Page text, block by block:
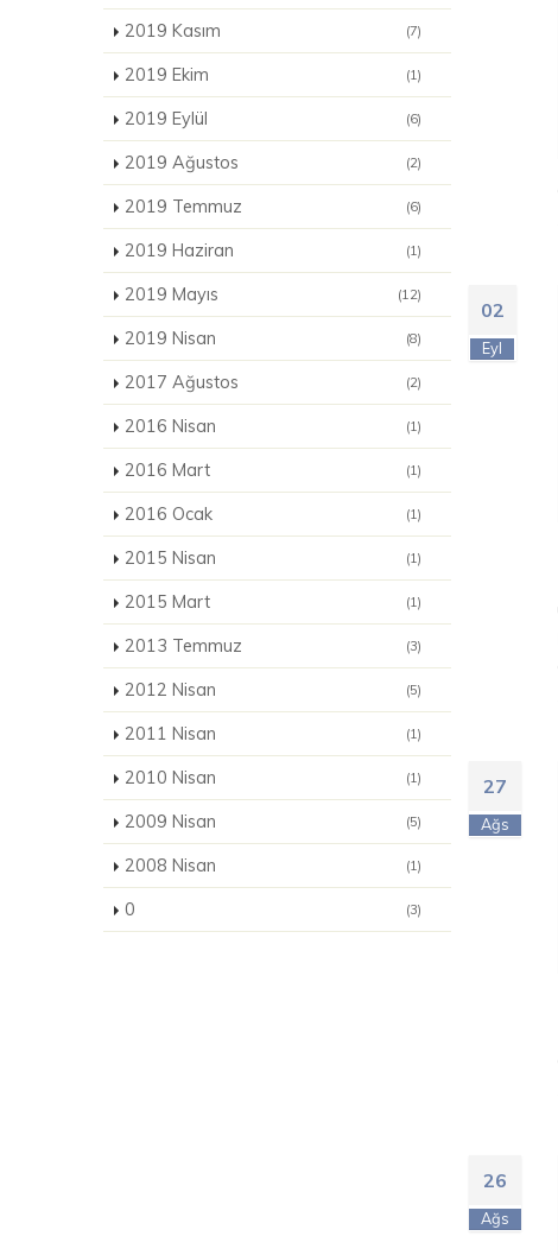
2019 Kasım (7)
2019 Ekim (1)
2019 Eylül (6)
2019 Ağustos (2)
2019 Temmuz (6)
2019 Haziran (1)
2019 Mayıs (12)
2019 Nisan (8)
2017 Ağustos (2)
2016 Nisan (1)
2016 Mart (1)
2016 Ocak (1)
2015 Nisan (1)
2015 Mart (1)
2013 Temmuz (3)
2012 Nisan (5)
2011 Nisan (1)
2010 Nisan (1)
2009 Nisan (5)
2008 Nisan (1)
0 (3)
02
Eyl
27
Ağs
26
Ağs